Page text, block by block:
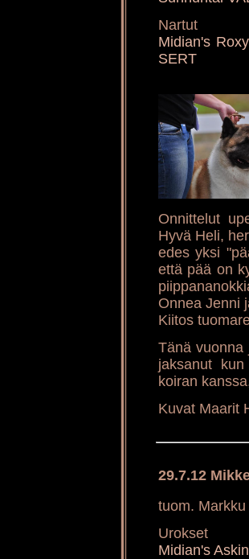
Nartut
Midian's
SERT
Onnittelut
Hyvä Heli,
edes yksi
että pää on
Onnea Jenni
Kiitos
Tänä vuonna
jaksanut
koiran
Kuvat Maarit
29.7.12
tuom.
Urokset
Midian's